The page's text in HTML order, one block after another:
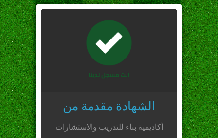
الشهادة مقدمة من
أكاديمية بناء للتدريب والاستشارات